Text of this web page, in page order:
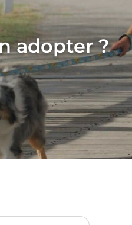
adopter ?